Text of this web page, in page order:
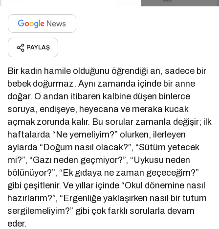
PAYLAŞ
Bir kadın hamile olduğunu öğrendiği an, sadece bir
bebek doğurmaz. Aynı zamanda içinde bir anne
doğar. O andan itibaren kalbine düşen binlerce
soruya, endişeye, heyecana ve meraka kucak
açmak zorunda kalır. Bu sorular zamanla değişir; ilk
haftalarda “Ne yemeliyim?” olurken, ilerleyen
aylarda “Doğum nasıl olacak?”, “Sütüm yetecek
mi?”, “Gazı neden geçmiyor?”, “Uykusu neden
bölünüyor?”, “Ek gıdaya ne zaman geçeceğim?”
gibi çeşitlenir. Ve yıllar içinde “Okul dönemine nasıl
hazırlarım?”, “Ergenliğe yaklaşırken nasıl bir tutum
sergilemeliyim?” gibi çok farklı sorularla devam
eder.